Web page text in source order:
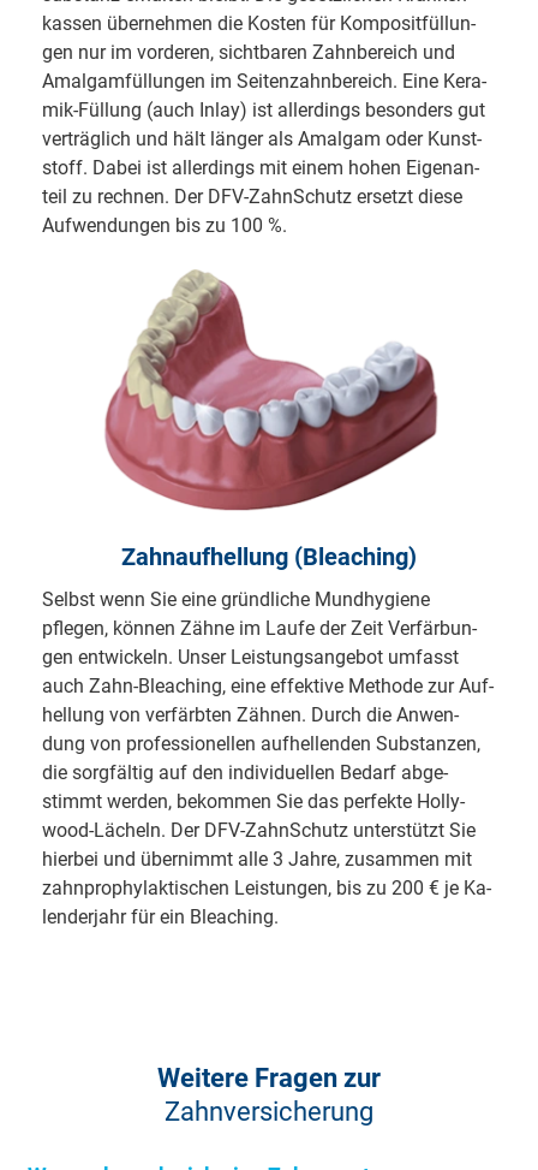
kas­sen über­neh­men die Kosten für Kom­po­sit­fül­lun­
gen nur im vor­de­ren, sicht­ba­ren Zahn­be­reich und
Amal­gam­fül­lun­gen im Sei­ten­zahn­be­reich. Eine Kera­
mik-Fül­lung (auch Inlay) ist al­ler­dings be­son­ders gut
ver­träg­lich und hält länger als Amalgam oder Kunst­
stoff. Dabei ist al­ler­dings mit einem hohen Eigen­an­
teil zu rechnen. Der DFV-ZahnSchutz ersetzt diese
Auf­wen­dun­gen bis zu 100 %.
Zahnaufhellung (Bleaching)
Selbst wenn Sie eine gründ­li­che Mund­hy­gie­ne
pflegen, kön­nen Zähne im Laufe der Zeit Ver­fär­bun­
gen ent­wi­ckeln. Unser Leis­tungs­an­ge­bot um­fasst
auch Zahn-Bleaching, eine ef­fek­ti­ve Me­tho­de zur Auf­
hel­lung von ver­färb­ten Zähnen. Durch die An­wen­
dung von pro­fes­sio­nel­len auf­hel­len­den Sub­stan­zen,
die sorg­fäl­tig auf den in­di­vi­du­el­len Be­darf ab­ge­
stimmt wer­den, be­kom­men Sie das per­fek­te Hol­ly­
wood-Lä­cheln. Der DFV-ZahnSchutz un­ter­stützt Sie
hierbei und über­nimmt al­le 3 Jahre, zu­sam­men mit
zahn­pro­phy­lak­ti­schen Leis­tun­gen, bis zu 200 € je Ka­
len­der­jahr für ein Bleaching.
Weitere Fragen zur
Zahnversicherung